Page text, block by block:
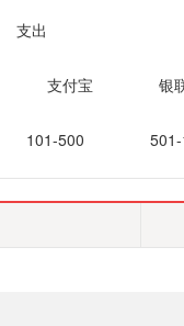
支出
支付宝 银
101-500